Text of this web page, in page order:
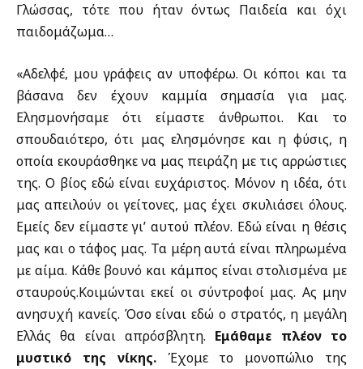
Γλώσσας, τότε που ήταν όντως Παιδεία και όχι
παιδομάζωμα…
«Αδελφέ, μου γράφεις αν υποφέρω. Οι κόποι και τα
βάσανα δεν έχουν καμμία σημασία για μας.
Ελησμονήσαμε ότι είμαστε άνθρωποι. Και το
σπουδαιότερο, ότι μας ελησμόνησε και η φύσις, η
οποία εκουράσθηκε να μας πειράζη με τις αρρώστιες
της. Ο βίος εδώ είναι ευχάριστος. Μόνον η ιδέα, ότι
μας απειλούν οι γείτονες, μας έχει σκυλιάσει όλους.
Εμείς δεν είμαστε γι’ αυτού πλέον. Εδώ είναι η θέσις
μας και ο τάφος μας. Τα μέρη αυτά είναι πληρωμένα
με αίμα. Κάθε βουνό και κάμπος είναι στολισμένα με
σταυρούς.Κοιμώνται εκεί οι σύντροφοί μας. Ας μην
ανησυχή κανείς. Όσο είναι εδώ ο στρατός, η μεγάλη
Ελλάς θα είναι απρόσβλητη. Εμάθαμε πλέον το
μυστικό της νίκης.Έχομε το μονοπώλιο της